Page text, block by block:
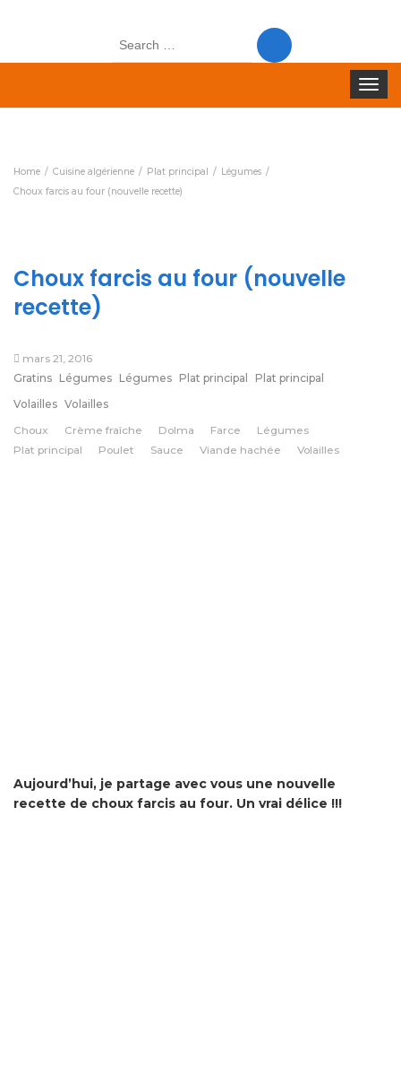
Search
Toggle
Home Cuisine algérienne Plat principal
Légumes
Choux farcis au four (nouvelle recette)
Choux farcis au four (nouvelle
recette)
mars 21, 2016
Gratins Légumes Légumes Plat principal
Plat principal
Volailles Volailles
Choux
Crème fraîche Dolma Farce
Légumes
Plat principal
Poulet Sauce Viande hachée Volailles
Aujourd’hui, je partage avec vous une nouvelle
recette de choux farcis au four. Un vrai délice !!!